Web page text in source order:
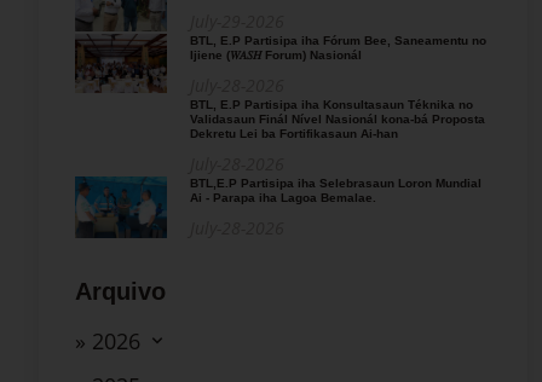
BTL, E.P Partisipa iha Fórum Bee, Saneamentu no
Ijiene (𝑊𝐴𝑆𝐻 Forum) Nasionál
BTL, E.P Partisipa iha Konsultasaun Téknika no
Validasaun Finál Nível Nasionál kona-bá Proposta
Dekretu Lei ba Fortifikasaun Ai-han
BTL,E.P Partisipa iha Selebrasaun Loron Mundial
Ai - Parapa iha Lagoa Bemalae.
Arquivo
» 2026